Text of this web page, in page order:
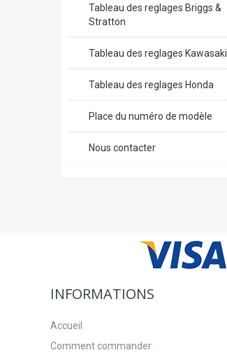
Tableau des reglages Briggs &
Stratton
Tableau des reglages Kawasaki
Tableau des reglages Honda
Place du numéro de modèle
Nous contacter
INFORMATIONS
Accueil
Comment commander